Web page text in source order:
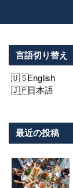
言語切り替え
English
日本語
最近の投稿